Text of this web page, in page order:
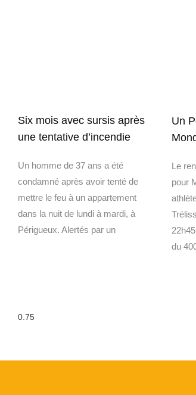
Six mois avec sursis après
une tentative d’incendie
Un homme de 37 ans a été
condamné après avoir tenté de
mettre le feu à un appartement
dans la nuit de lundi à mardi, à
Périgueux. Alertés par un
Un
Le
pour
du